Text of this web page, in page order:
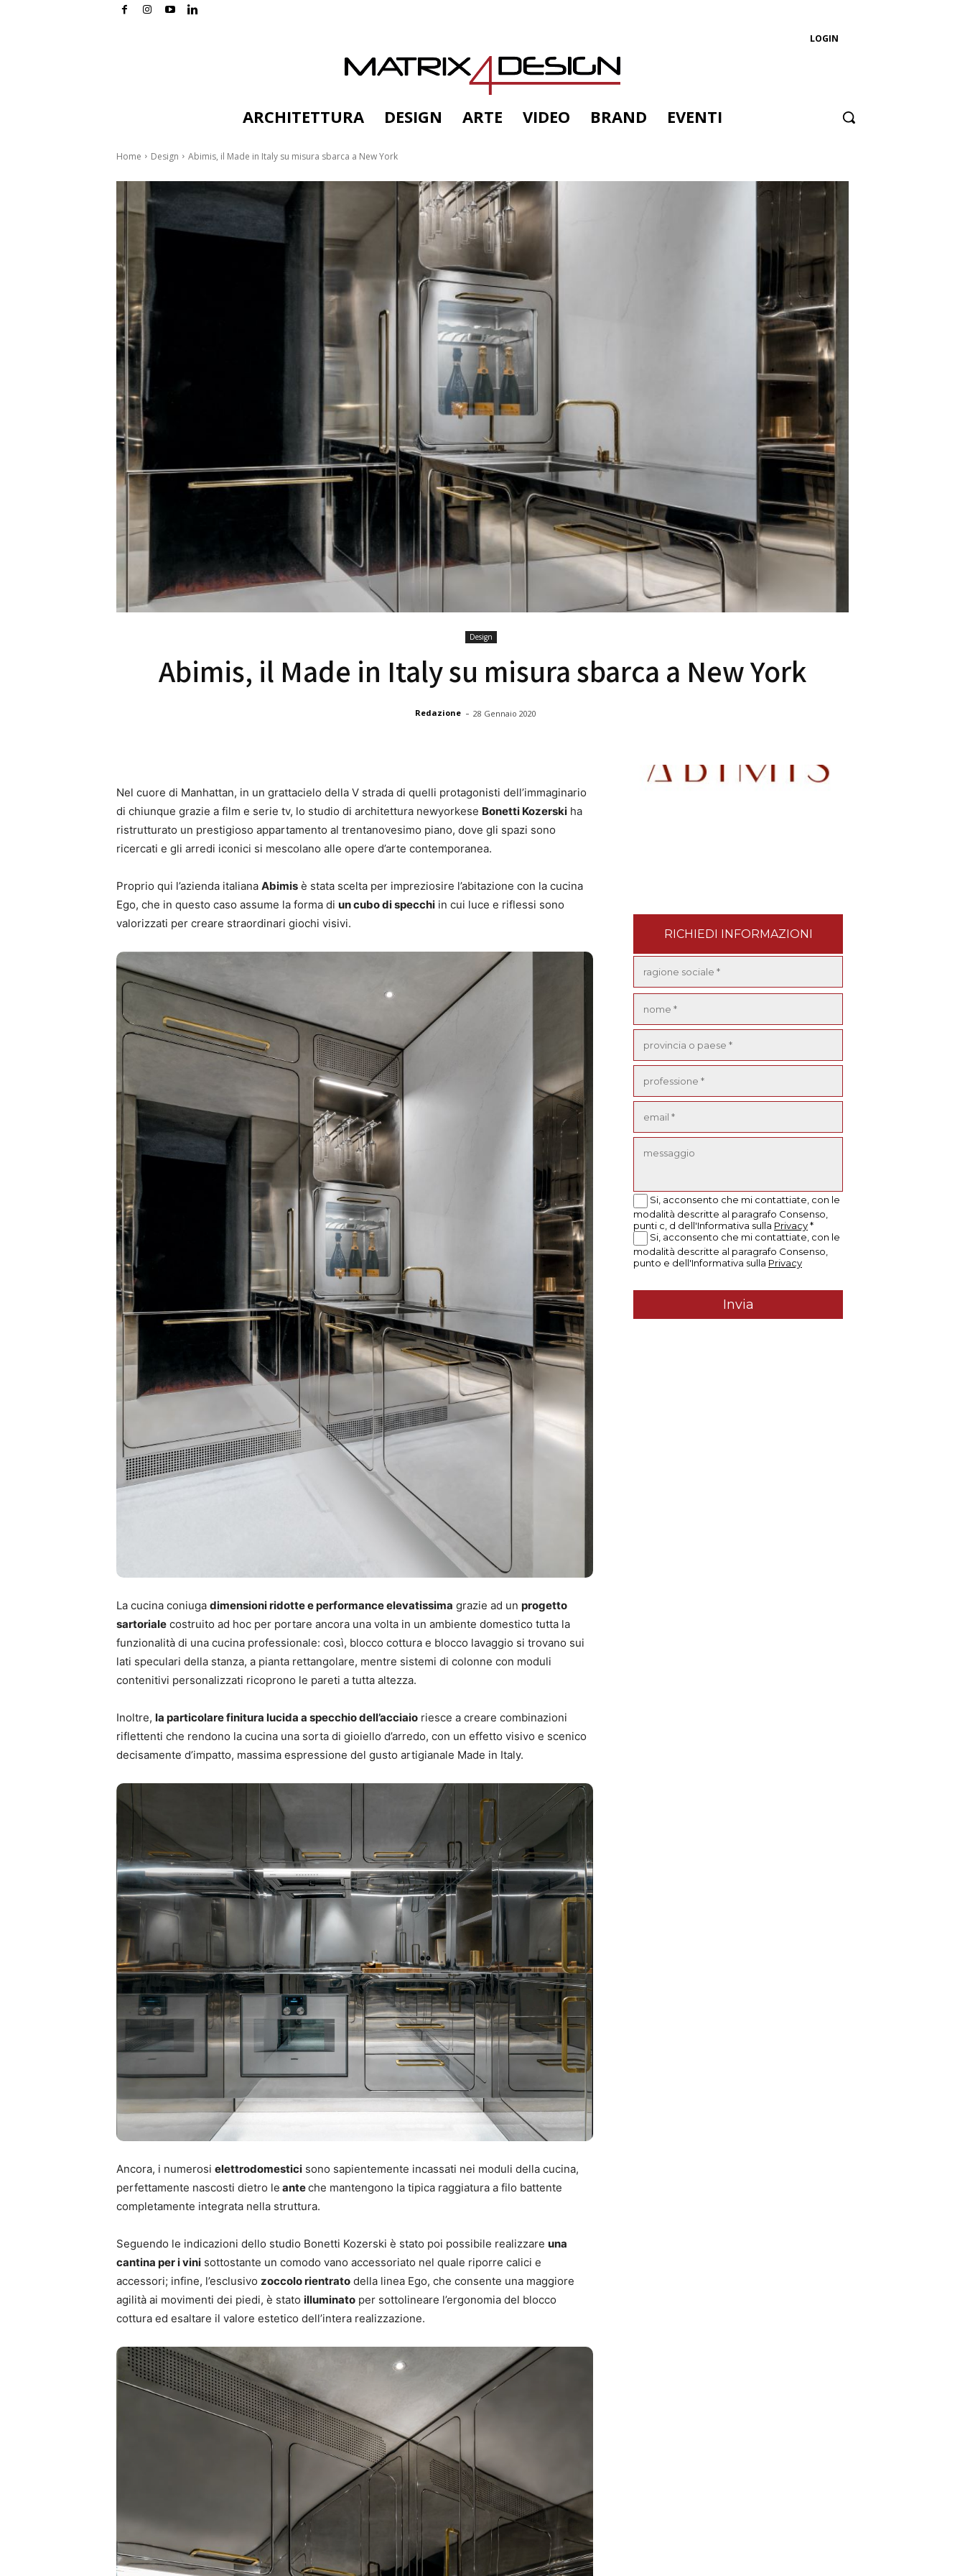
LOGIN
ARCHITETTURA DESIGN ARTE VIDEO BRAND EVENTI
Home Design Abimis, il Made in Italy su misura sbarca a New York
Design
Abimis, il Made in Italy su misura sbarca a New York
Redazione - 28 Gennaio 2020
Nel cuore di Manhattan, in un grattacielo della V strada di quelli protagonisti dell’immaginario
di chiunque grazie a film e serie tv, lo studio di architettura newyorkese Bonetti Kozerski ha
ristrutturato un prestigioso appartamento al trentanovesimo piano, dove gli spazi sono
ricercati e gli arredi iconici si mescolano alle opere d’arte contemporanea.
Proprio qui l’azienda italiana Abimis è stata scelta per impreziosire l’abitazione con la cucina
Ego, che in questo caso assume la forma di un cubo di specchi in cui luce e riflessi sono
valorizzati per creare straordinari giochi visivi.
La cucina coniuga dimensioni ridotte e performance elevatissima grazie ad un progetto
sartoriale costruito ad hoc per portare ancora una volta in un ambiente domestico tutta la
funzionalità di una cucina professionale: così, blocco cottura e blocco lavaggio si trovano sui
lati speculari della stanza, a pianta rettangolare, mentre sistemi di colonne con moduli
contenitivi personalizzati ricoprono le pareti a tutta altezza.
Inoltre, la particolare finitura lucida a specchio dell’acciaio riesce a creare combinazioni
riflettenti che rendono la cucina una sorta di gioiello d’arredo, con un effetto visivo e scenico
decisamente d’impatto, massima espressione del gusto artigianale Made in Italy.
Ancora, i numerosi elettrodomestici sono sapientemente incassati nei moduli della cucina,
perfettamente nascosti dietro le anteche mantengono la tipica raggiatura a filo battente
completamente integrata nella struttura.
Seguendo le indicazioni dello studio Bonetti Kozerski è stato poi possibile realizzare una
cantina per i vini sottostante un comodo vano accessoriato nel quale riporre calici e
accessori; infine, l’esclusivo zoccolo rientrato della linea Ego, che consente una maggiore
agilità ai movimenti dei piedi, è stato illuminato per sottolineare l’ergonomia del blocco
cottura ed esaltare il valore estetico dell’intera realizzazione.